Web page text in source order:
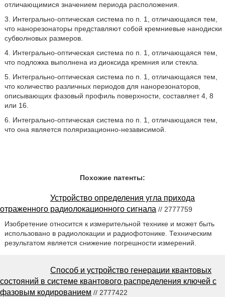
отличающимися значением периода расположения.
3. Интегрально-оптическая система по п. 1, отличающаяся тем,
что нанорезонаторы представляют собой кремниевые нанодиски
субволновых размеров.
4. Интегрально-оптическая система по п. 1, отличающаяся тем,
что подложка выполнена из диоксида кремния или стекла.
5. Интегрально-оптическая система по п. 1, отличающаяся тем,
что количество различных периодов для нанорезонаторов,
описывающих фазовый профиль поверхности, составляет 4, 8
или 16.
6. Интегрально-оптическая система по п. 1, отличающаяся тем,
что она является поляризационно-независимой.
Похожие патенты:
Устройство определения угла прихода
отраженного радиолокационного сигнала // 2777759
Изобретение относится к измерительной технике и может быть
использовано в радиолокации и радиофотонике. Техническим
результатом является снижение погрешности измерений.
Способ и устройство генерации квантовых
состояний в системе квантового распределения ключей с
фазовым кодированием // 2777422